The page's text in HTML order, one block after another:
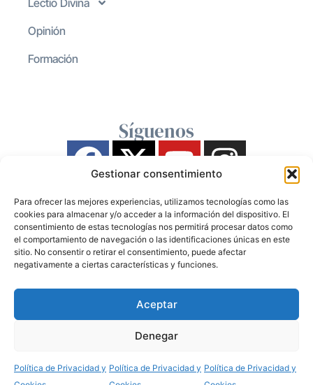
Gestionar consentimiento
Para ofrecer las mejores experiencias, utilizamos tecnologías como las
cookies para almacenar y/o acceder a la información del dispositivo. El
consentimiento de estas tecnologías nos permitirá procesar datos como
el comportamiento de navegación o las identificaciones únicas en este
sitio. No consentir o retirar el consentimiento, puede afectar
negativamente a ciertas características y funciones.
Aceptar
Denegar
Política de Privacidad y Política de Privacidad y Política de Privacidad y
Opinión
Formación
Síguenos